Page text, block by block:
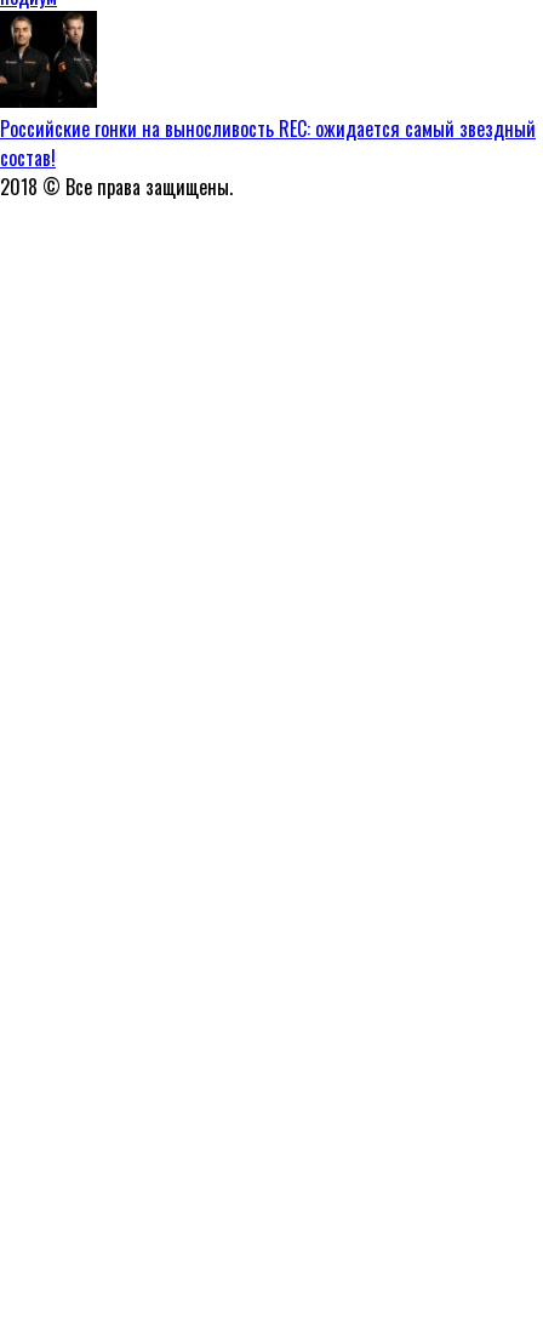
Российские гонки на выносливость REC: ожидается самый звездный
состав!
2018 © Все права защищены.